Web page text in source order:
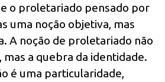
o proletariado pensado por
uma noção objetiva, mas
A noção de proletariado não
mas a quebra da identidade.
é uma particularidade,